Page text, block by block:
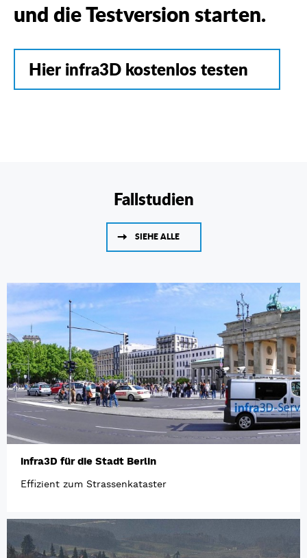
und die Testversion starten.
Hier infra3D kostenlos testen
Fallstudien
SIEHE ALLE
infra3D für die Stadt Berlin
Effizient zum Strassenkataster